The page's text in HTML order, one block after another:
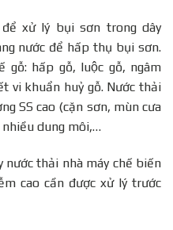
xử lý bụi sơn trong dây
nước để hấp thụ bụi sơn.
gỗ: hấp gỗ, luộc gỗ, ngâm
vi khuẩn huỷ gỗ. Nước thải
SS cao (cặn sơn, mùn cưa
nhiều dung môi,…
nước thải nhà máy chế biến
cao cần được xử lý trước